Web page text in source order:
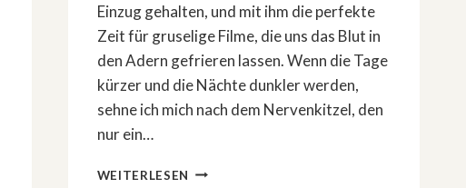
Einzug gehalten, und mit ihm die perfekte
Zeit für gruselige Filme, die uns das Blut in
den Adern gefrieren lassen. Wenn die Tage
kürzer und die Nächte dunkler werden,
sehne ich mich nach dem Nervenkitzel, den
nur ein…
WEITERLESEN DAS